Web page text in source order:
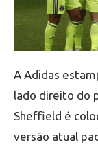
A Adidas
lado direito do
Sheffield é
versão atual